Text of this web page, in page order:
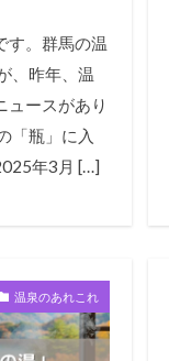
す。群馬の温
、昨年、温
ュースがあり
「瓶」に入
年3月 […]
温泉のあれこれ